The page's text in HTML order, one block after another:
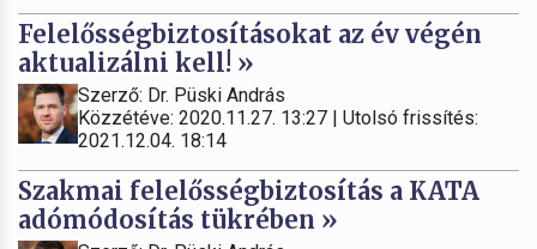
Felelősségbiztosításokat az év végén
aktualizálni kell! »
Szerző: Dr. Püski András
Közzétéve: 2020.11.27. 13:27 | Utolsó frissítés:
2021.12.04. 18:14
Szakmai felelősségbiztosítás a KATA
adómódosítás tükrében »